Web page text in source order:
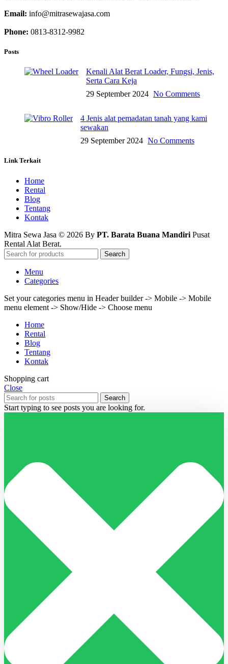
Email: info@mitrasewajasa.com
Phone: 0813-8312-9982
Posts
Kenali Alat Berat Loader, Fungsi, Jenis,
Serta Cara Keja
29 September 2024 No Comments
4 Jenis alat pemadatan tanah yang kami
sewakan
29 September 2024 No Comments
Link Terkait
Home
Rental
Blog
Tentang
Kontak
Mitra Sewa Jasa © 2026 By PT. Barata Buana Mandiri Pusat
Rental Alat Berat.
Search
Menu
Categories
Set your categories menu in Header builder -> Mobile -> Mobile
menu element -> Show/Hide -> Choose menu
Home
Rental
Blog
Tentang
Kontak
Shopping cart
Close
Search
Start typing to see posts you are looking for.